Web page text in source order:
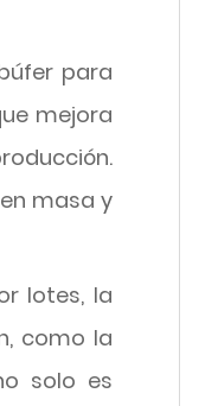
para
mejora
masa y
lotes, la
como la
solo es